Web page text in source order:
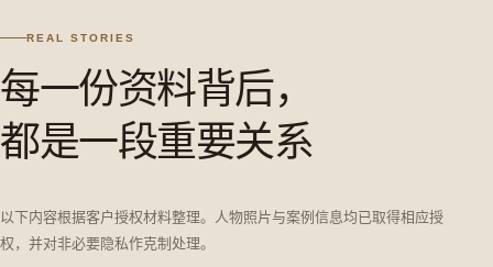
REAL STORIES
每一份资料背后，
都是一段重要关系
以下内容根据客户授权材料整理。人物照片与案例信息均已取得相应授
权，并对非必要隐私作克制处理。